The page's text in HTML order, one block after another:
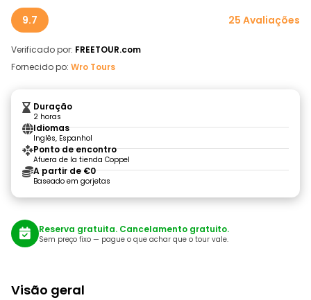
9.7 25 Avaliações
Verificado por: FREETOUR.com
Fornecido po: Wro Tours
Duração
2 horas
Idiomas
Inglês, Espanhol
Ponto de encontro
Afuera de la tienda Coppel
A partir de €0
Baseado em gorjetas
Reserva gratuita. Cancelamento gratuito.
Sem preço fixo — pague o que achar que o tour vale.
Visão geral